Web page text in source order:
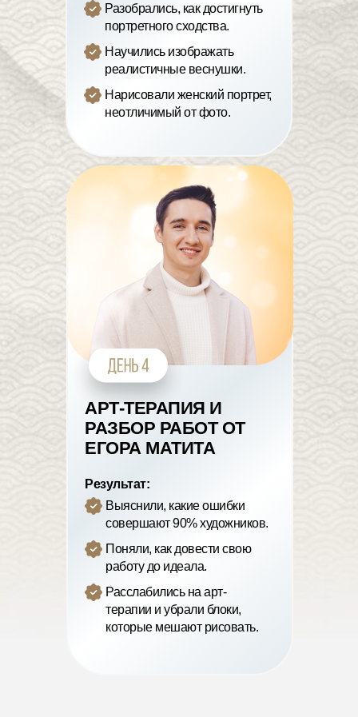
Разобрались, как достигнуть
портретного сходства.
Научились изображать
реалистичные веснушки.
Нарисовали женский портрет,
неотличимый от фото.
АРТ-ТЕРАПИЯ И
РАЗБОР РАБОТ ОТ
ЕГОРА МАТИТА
Результат:
Выяснили, какие ошибки
совершают 90% художников.
Поняли, как довести свою
работу до идеала.
Расслабились на арт-
терапии и убрали блоки,
которые мешают рисовать.